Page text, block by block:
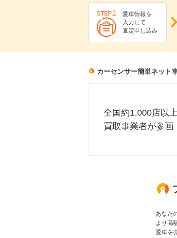
STEP1
愛車情報を
入力して
査定申し込み
カーセンサー簡単ネット
全国約1,000店以
買取事業者が参画
あなた
より高
愛車を